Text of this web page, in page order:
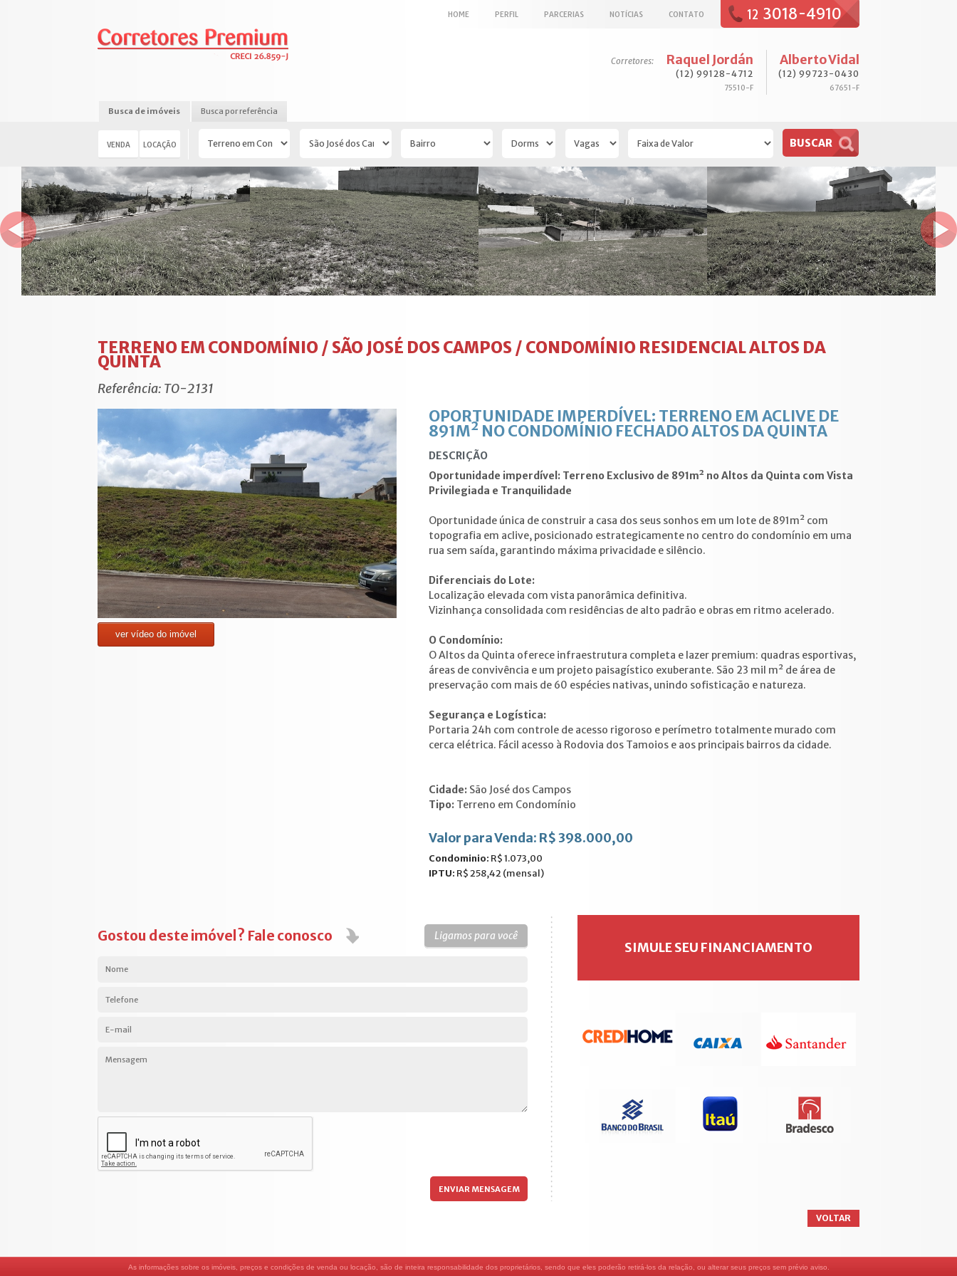
12 3018-4910
HOME PERFIL PARCERIAS NOTÍCIAS CONTATO
Corretores: Raquel Jordán
(12) 99128-4712
75510-F
Alberto Vidal
(12) 99723-0430
67651-F
Busca de imóveis Busca por referência
VENDA LOCAÇÃO
TERRENO EM CONDOMÍNIO / SÃO JOSÉ DOS CAMPOS / CONDOMÍNIO RESIDENCIAL ALTOS DA
QUINTA
Referência: TO-2131
OPORTUNIDADE IMPERDÍVEL: TERRENO EM ACLIVE DE
891M² NO CONDOMÍNIO FECHADO ALTOS DA QUINTA
DESCRIÇÃO
Oportunidade imperdível: Terreno Exclusivo de 891m² no Altos da Quinta com Vista
Privilegiada e Tranquilidade
Oportunidade única de construir a casa dos seus sonhos em um lote de 891m² com
topografia em aclive, posicionado estrategicamente no centro do condomínio em uma
rua sem saída, garantindo máxima privacidade e silêncio.
Diferenciais do Lote:
Localização elevada com vista panorâmica definitiva.
Vizinhança consolidada com residências de alto padrão e obras em ritmo acelerado.
O Condomínio:
O Altos da Quinta oferece infraestrutura completa e lazer premium: quadras esportivas,
áreas de convivência e um projeto paisagístico exuberante. São 23 mil m² de área de
preservação com mais de 60 espécies nativas, unindo sofisticação e natureza.
Segurança e Logística:
Portaria 24h com controle de acesso rigoroso e perímetro totalmente murado com
cerca elétrica. Fácil acesso à Rodovia dos Tamoios e aos principais bairros da cidade.
Cidade: São José dos Campos
Tipo: Terreno em Condomínio
Valor para Venda: R$ 398.000,00
Condominio: R$ 1.073,00
IPTU: R$ 258,42 (mensal)
ver vídeo do imóvel
Ligamos para você
Gostou deste imóvel? Fale conosco
SIMULE SEU FINANCIAMENTO
VOLTAR
As informações sobre os imóveis, preços e condições de venda ou locação, são de inteira responsabilidade dos proprietários, sendo que eles poderão retirá-los da relação, ou alterar seus preços sem prévio aviso.